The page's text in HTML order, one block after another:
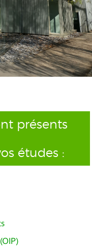
présents
études :